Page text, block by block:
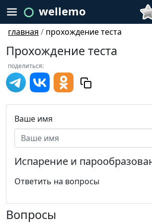
wellemo
главная / прохождение теста
Прохождение теста
поделиться:
Ваше имя
Испарение и
Ответить на вопросы
Вопросы